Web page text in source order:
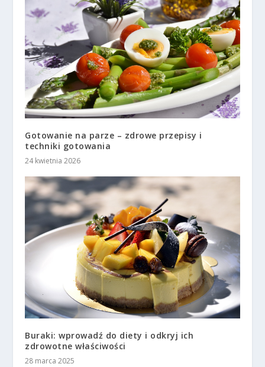
Gotowanie na parze – zdrowe przepisy i
techniki gotowania
24 kwietnia 2026
Buraki: wprowadź do diety i odkryj ich
zdrowotne właściwości
28 marca 2025